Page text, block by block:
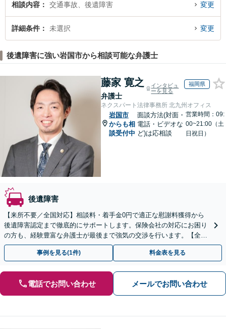
弁護士に相談予約したい』などでお困りの相談者さんにおすすめです。
相談内容 交通事故、後遺障害 変更
詳細条件 未選択 変更
後遺障害に強い岩国市から相談可能な弁護士
藤家 寛之
弁護士
インタビュ
ーを見る
福岡県
ネクスパート法律事務所 北九州オフィス
岩国市
からも相
談受付中
面談方法(対面・
電話・ビデオな
ど)は応相談
営業時間：09:
00~21:00（土
日祝日）
後遺障害
【来所不要／全国対応】相談料・着手金0円で適正な慰謝料獲得から
後遺障害認定まで徹底的にサポートします。保険会社の対応にお困り
の方も、経験豊富な弁護士が最後まで強気の交渉を行います。【全国
13拠点】お気軽にご相談ください。
事例を見る(1件) 料金表を見る
電話でお問い合わせ メールでお問い合わせ